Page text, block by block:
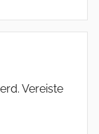
Vereiste